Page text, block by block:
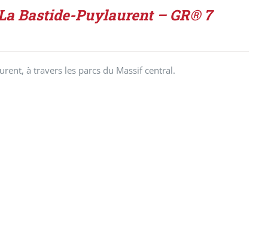
Bastide-Puylaurent – GR® 7
à travers les parcs du Massif central.